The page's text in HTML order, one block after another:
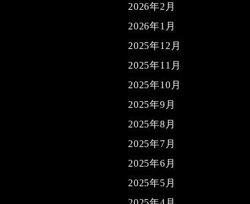
2026年2月
2026年1月
2025年12月
2025年11月
2025年10月
2025年9月
2025年8月
2025年7月
2025年6月
2025年5月